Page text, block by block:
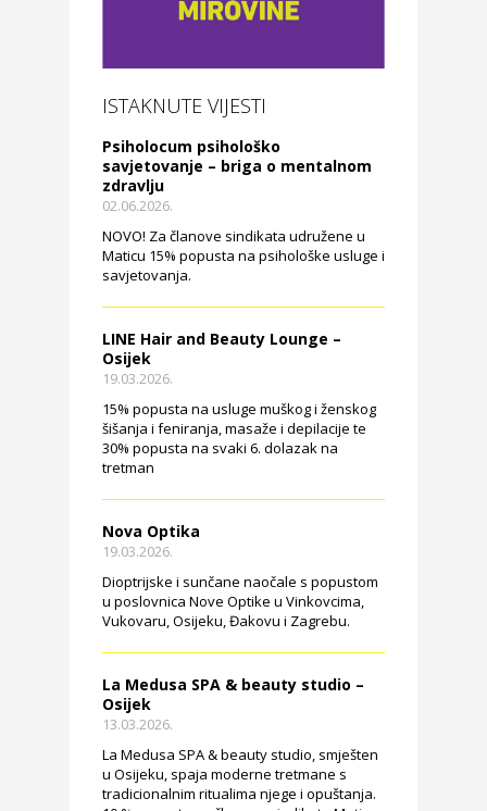
ISTAKNUTE VIJESTI
Psiholocum psihološko
savjetovanje – briga o mentalnom
zdravlju
02.06.2026.
NOVO! Za članove sindikata udružene u
Maticu 15% popusta na psihološke usluge i
savjetovanja.
LINE Hair and Beauty Lounge –
Osijek
19.03.2026.
15% popusta na usluge muškog i ženskog
šišanja i feniranja, masaže i depilacije te
30% popusta na svaki 6. dolazak na
tretman
Nova Optika
19.03.2026.
Dioptrijske i sunčane naočale s popustom
u poslovnica Nove Optike u Vinkovcima,
Vukovaru, Osijeku, Đakovu i Zagrebu.
La Medusa SPA & beauty studio –
Osijek
13.03.2026.
La Medusa SPA & beauty studio, smješten
u Osijeku, spaja moderne tretmane s
tradicionalnim ritualima njege i opuštanja.